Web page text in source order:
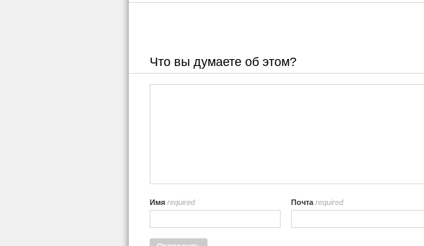
Что вы думаете об этом?
Имя required Почта required